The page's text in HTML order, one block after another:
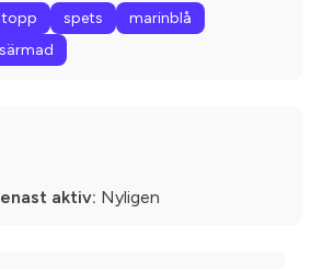
spets
marinblå
aktiv: Nyligen